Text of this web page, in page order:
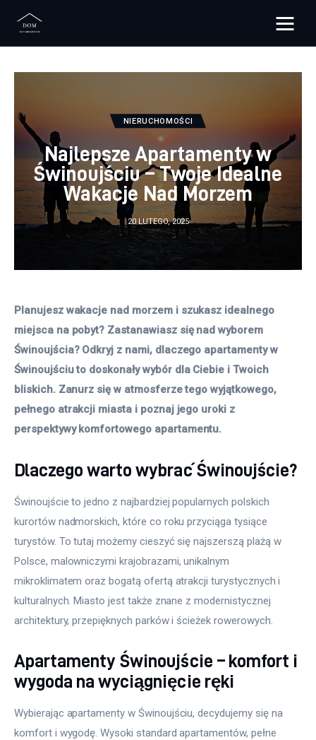
Bloggers Unite
Materiały budowlane
Meble
Ściany
Budowa
Oświetlenie
Remont
Meble
NIERUCHOMOŚCI
Najlepsze Apartamenty w
Świnoujściu – Twoje Idealne
Wakacje Nad Morzem
20 LUTEGO, 2025
Planujesz wakacje nad morzem i szukasz idealnego
miejsca na pobyt? Zastanawiasz się nad wyborem
Świnoujścia? Odkryj z nami, dlaczego apartamenty w
Świnoujściu to doskonały wybór dla Ciebie i Twoich
bliskich. Zanurz się w atmosferze tego wyjątkowego,
pełnego atrakcji miasta i poznaj jego uroki z
perspektywy komfortowego apartamentu.
Dlaczego warto wybrać Świnoujście?
Świnoujście to jedno z najbardziej popularnych polskich
kurortów nadmorskich, które co roku przyciąga tysiące
turystów. To tutaj możemy cieszyć się najszerszą plażą w
Polsce, malowniczymi krajobrazami, unikalnym
mikroklimatem oraz bogatą ofertą atrakcji turystycznych i
kulturalnych. Miasto jest także znane z modernistycznej
architektury, przepięknych parków i ścieżek rowerowych.
Apartamenty Świnoujście – komfort i
wygoda na wyciągnięcie ręki
Wybierając apartamenty w Świnoujściu, decydujemy się na
komfort i wygodę. Wysoki standard apartamentów, pełne